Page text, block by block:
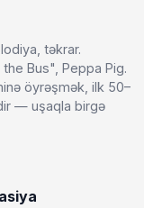
təkrar.
Bus", Peppa Pig.
öyrəşmək, ilk 50–
— uşaqla birgə